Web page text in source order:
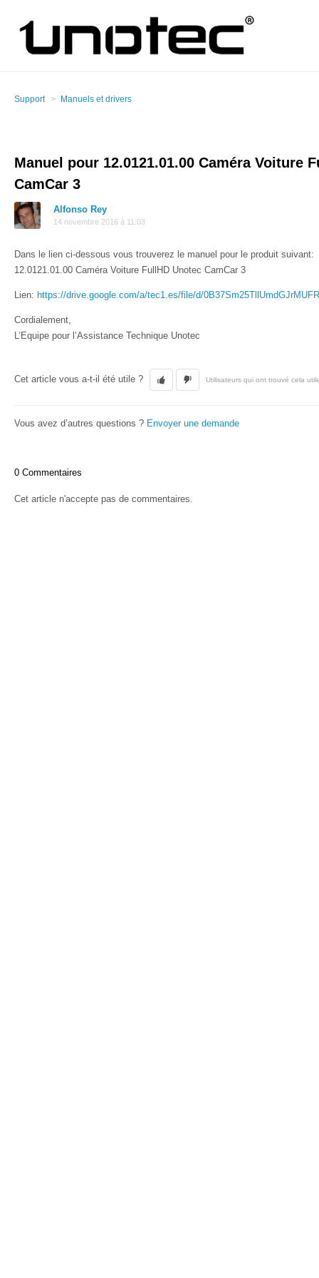
Support Manuels et drivers
Manuel pour 12.0121.01.00 Caméra Voiture
CamCar 3
Alfonso Rey
14 novembre 2016 à 11:03
Dans le lien ci-dessous vous trouverez le manuel pour le produit suivant:
12.0121.01.00 Caméra Voiture FullHD Unotec CamCar 3
Lien: https://drive.google.com/a/tec1.es/file/d/
Cordialement,
L’Equipe pour l’Assistance Technique Unotec
Cet article vous a-t-il été utile ? Utilisateurs qui ont trouvé cela
Vous avez d’autres questions ? Envoyer une demande
0 Commentaires
Cet article n'accepte pas de commentaires.